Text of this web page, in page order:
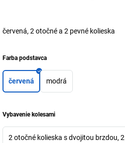
červená, 2 otočné a 2 pevné kolieska
Farba podstavca
červená modrá
Vybavenie kolesami
2 otočné kolieska s dvojitou brzdou,